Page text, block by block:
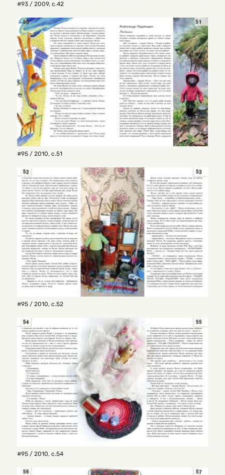
#93 / 2009, с.42
#95 / 2010, с.51
#95 / 2010, с.52
#95 / 2010, с.54